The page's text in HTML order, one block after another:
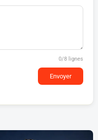
0/8 lignes
Envoyer